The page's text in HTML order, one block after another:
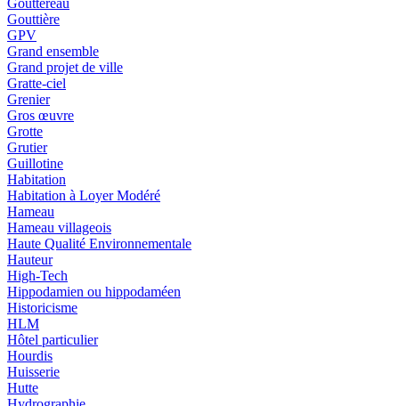
Gouttereau
Gouttière
GPV
Grand ensemble
Grand projet de ville
Gratte-ciel
Grenier
Gros œuvre
Grotte
Grutier
Guillotine
Habitation
Habitation à Loyer Modéré
Hameau
Hameau villageois
Haute Qualité Environnementale
Hauteur
High-Tech
Hippodamien ou hippodaméen
Historicisme
HLM
Hôtel particulier
Hourdis
Huisserie
Hutte